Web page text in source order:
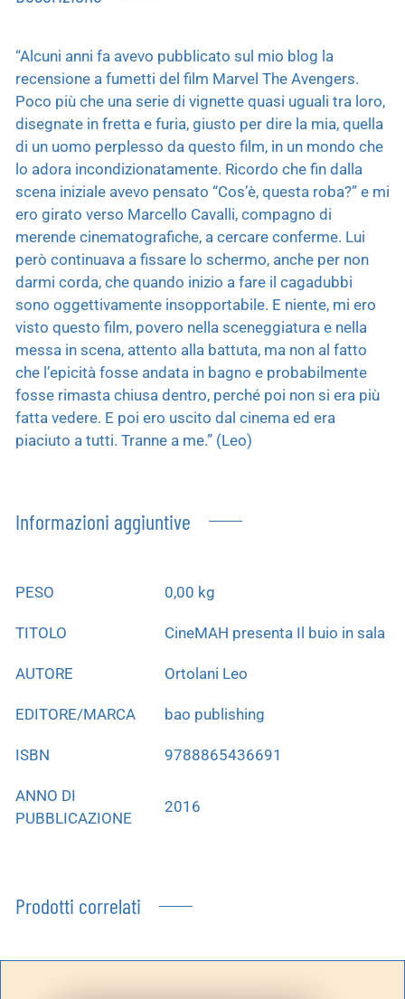
“Alcuni anni fa avevo pubblicato sul mio blog la
recensione a fumetti del film Marvel The Avengers.
Poco più che una serie di vignette quasi uguali tra loro,
disegnate in fretta e furia, giusto per dire la mia, quella
di un uomo perplesso da questo film, in un mondo che
lo adora incondizionatamente. Ricordo che fin dalla
scena iniziale avevo pensato “Cos’è, questa roba?” e mi
ero girato verso Marcello Cavalli, compagno di
merende cinematografiche, a cercare conferme. Lui
però continuava a fissare lo schermo, anche per non
darmi corda, che quando inizio a fare il cagadubbi
sono oggettivamente insopportabile. E niente, mi ero
visto questo film, povero nella sceneggiatura e nella
messa in scena, attento alla battuta, ma non al fatto
che l’epicità fosse andata in bagno e probabilmente
fosse rimasta chiusa dentro, perché poi non si era più
fatta vedere. E poi ero uscito dal cinema ed era
piaciuto a tutti. Tranne a me.” (Leo)
Informazioni aggiuntive
PESO 0,00 kg
TITOLO CineMAH presenta Il buio in sala
AUTORE Ortolani Leo
EDITORE/MARCA bao publishing
ISBN 9788865436691
ANNO DI
PUBBLICAZIONE
2016
Prodotti correlati